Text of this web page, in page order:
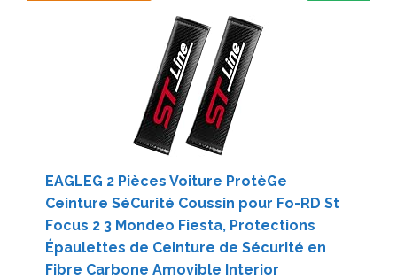
EAGLEG 2 Pièces Voiture ProtèGe
Ceinture SéCurité Coussin pour Fo-RD St
Focus 2 3 Mondeo Fiesta, Protections
Épaulettes de Ceinture de Sécurité en
Fibre Carbone Amovible Interior